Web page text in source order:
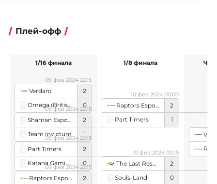
Плей-офф
Verdant
2
Omega (British team)
0
09 фев 2024 22:15
Shaman Esports
2
Team Invictum
1
09 фев 2024 22:15
Part Timers
2
Katana Gaming
0
09 фев 2024 22:15
Raptors Esports Club
2
09 фев 2024 22:15
1/16 финала
Raptors Esports Club
2
Part Timers
1
10 фев 2024 00:00
The Last Resort
2
Souls-Land
0
10 фев 2024 00:15
1/8 финала